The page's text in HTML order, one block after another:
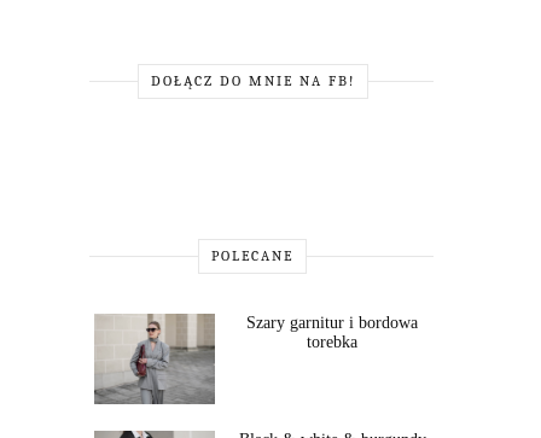
DOŁĄCZ DO MNIE NA FB!
POLECANE
Szary garnitur i bordowa
torebka